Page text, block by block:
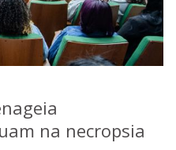
na necropsia